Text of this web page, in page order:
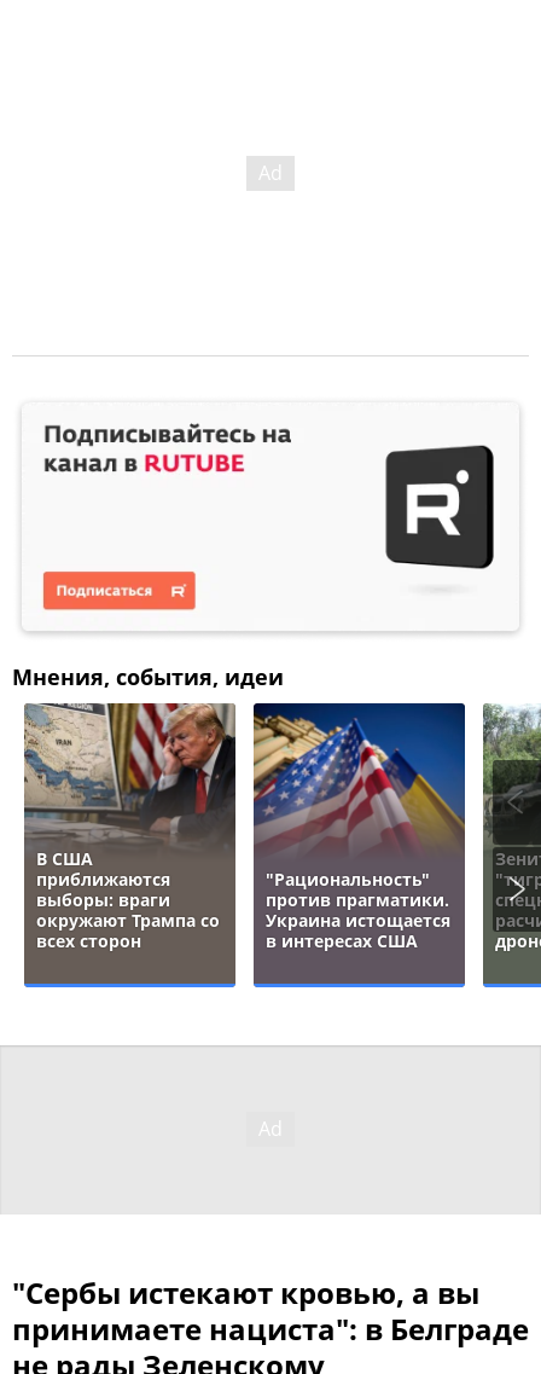
Мнения, события, идеи
В США
приближаются
выборы: враги
окружают Трампа со
всех сторон
"Рациональность"
против прагматики.
Украина истощается
в интересах США
"Сербы истекают кровью, а вы
принимаете нациста": в Белграде
не рады Зеленскому